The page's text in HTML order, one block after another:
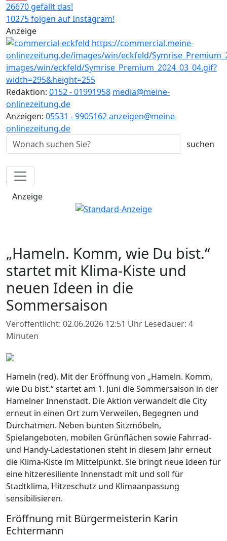
26670 gefällt das!
10275 folgen auf Instagram!
Anzeige
Redaktion: 0152 - 01991958 media@meine-
onlinezeitung.de
Anzeigen: 05531 - 9905162anzeigen@meine-
onlinezeitung.de
Anzeige
„Hameln. Komm, wie Du bist.“
startet mit Klima-Kiste und
neuen Ideen in die
Sommersaison
Veröffentlicht: 02.06.2026 12:51 Uhr Lesedauer: 4
Minuten
Hameln (red). Mit der Eröffnung von „Hameln. Komm,
wie Du bist.“ startet am 1. Juni die Sommersaison in der
Hamelner Innenstadt. Die Aktion verwandelt die City
erneut in einen Ort zum Verweilen, Begegnen und
Durchatmen. Neben bunten Sitzmöbeln,
Spielangeboten, mobilen Grünflächen sowie Fahrrad-
und Handy-Ladestationen steht in diesem Jahr erneut
die Klima-Kiste im Mittelpunkt. Sie bringt neue Ideen für
eine hitzeresiliente Innenstadt mit und soll für
Stadtklima, Hitzeschutz und Klimaanpassung
sensibilisieren.
Eröffnung mit Bürgermeisterin Karin
Echtermann